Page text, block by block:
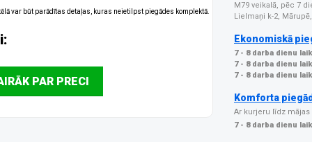
var būt parādītas detaļas, kuras neietilpst piegādes komplektā.
PAR PRECI
M79 veikalā, pēc 7
Lielmaņi k-2, Mārupē,
Ekonomiskā
7 - 8 darba dienu
7 - 8 darba dienu
7 - 8 darba dienu
Komforta
Ar kurjeru līdz mājas
7 - 8 darba dienu